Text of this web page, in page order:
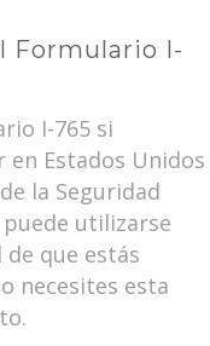
Formulario I-
I-765 si
Estados Unidos
la Seguridad
utilizarse
que estás
necesites esta